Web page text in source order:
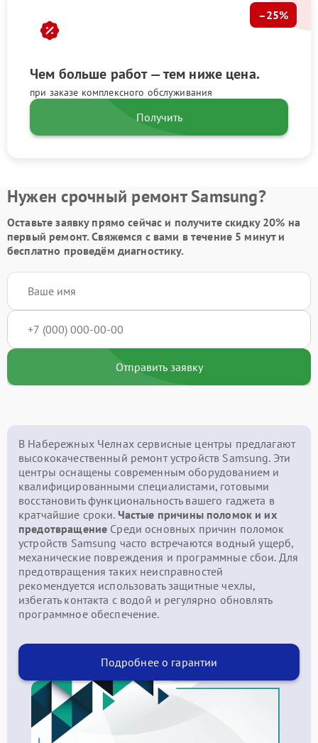
Чем больше работ — тем ниже цена.
при заказе комплексного обслуживания
–25%
Получить
Нужен срочный ремонт Samsung?
Оставьте заявкупрямо сейчас и получите скидку 20% на
первый ремонт. Свяжемся с вами в течение 5 минут и
бесплатно проведём диагностику.
Отправить заявку
В Набережных Челнах сервисные центры предлагают
высококачественный ремонт устройств Samsung. Эти
центры оснащены современным оборудованием и
квалифицированными специалистами, готовыми
восстановить функциональность вашего гаджета в
кратчайшие сроки. Частые причины поломок и их
предотвращение Среди основных причин поломок
устройств Samsung часто встречаются водный ущерб,
механические повреждения и программные сбои. Для
предотвращения таких неисправностей
рекомендуется использовать защитные чехлы,
избегать контакта с водой и регулярно обновлять
программное обеспечение.
Подробнее о гарантии